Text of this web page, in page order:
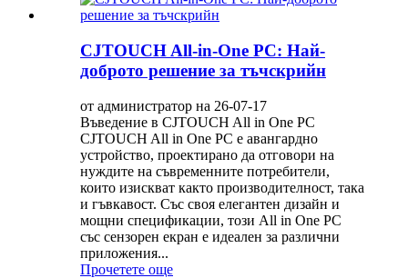
CJTOUCH All-in-One PC: Най-
доброто решение за тъчскрийн
от администратор на 26-07-17
Въведение в CJTOUCH All in One PC
CJTOUCH All in One PC е авангардно
устройство, проектирано да отговори на
нуждите на съвременните потребители,
които изискват както производителност, така
и гъвкавост. Със своя елегантен дизайн и
мощни спецификации, този All in One PC
със сензорен екран е идеален за различни
приложения...
Прочетете още